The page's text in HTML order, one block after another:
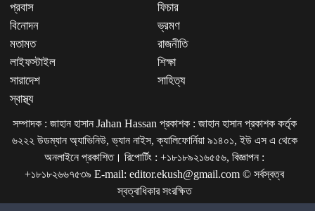
প্রবাস
ফিচার
বিনোদন
ভ্রমণ
মতামত
রাজনীতি
লাইফস্টাইল
শিক্ষা
সারাদেশ
সাহিত্য
স্বাস্থ্য
সম্পাদক : জাহান হাসান Jahan Hassan প্রকাশক : জাহান হাসান প্রকাশক কর্তৃক
৬২২২ উডম্যান অ্যাভিনিউ, ভ্যান নাইস, ক্যালিফোর্নিয়া ৯১৪০১, ইউ এস এ থেকে
অনলাইনে প্রকাশিত। রিপোর্টিং : +১৮১৮৯২১৬৫৫৬, বিজ্ঞাপন :
+১৮১৮২৬৬৭৫৩৯ E-mail: editor.ekush@gmail.com © সর্বস্বত্ব
স্বত্বাধিকার সংরক্ষিত